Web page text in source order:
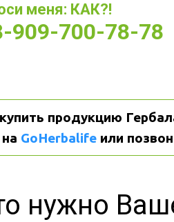
меня: КАК?!
909-700-78-78
продукцию
GoHerbalife или
нужно